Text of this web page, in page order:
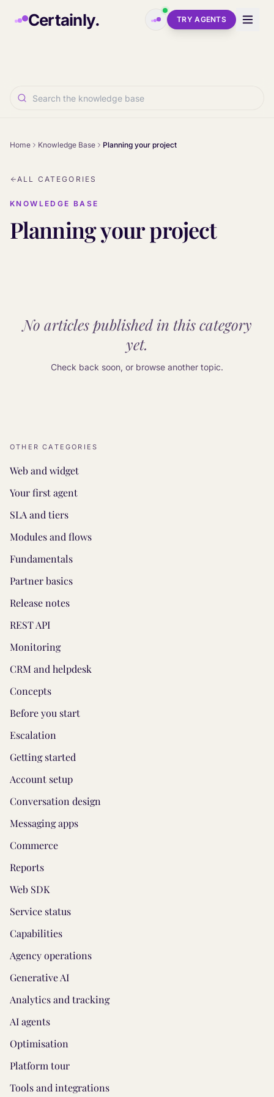
Certainly. TRY AGENTS
Home Knowledge Base Planning your project
ALL CATEGORIES
KNOWLEDGE BASE
Planning your project
No articles published in this category
yet.
Check back soon, or browse another topic.
OTHER CATEGORIES
Web and widget
Your first agent
SLA and tiers
Modules and flows
Fundamentals
Partner basics
Release notes
REST API
Monitoring
CRM and helpdesk
Concepts
Before you start
Escalation
Getting started
Account setup
Conversation design
Messaging apps
Commerce
Reports
Web SDK
Service status
Capabilities
Agency operations
Generative AI
Analytics and tracking
AI agents
Optimisation
Platform tour
Tools and integrations